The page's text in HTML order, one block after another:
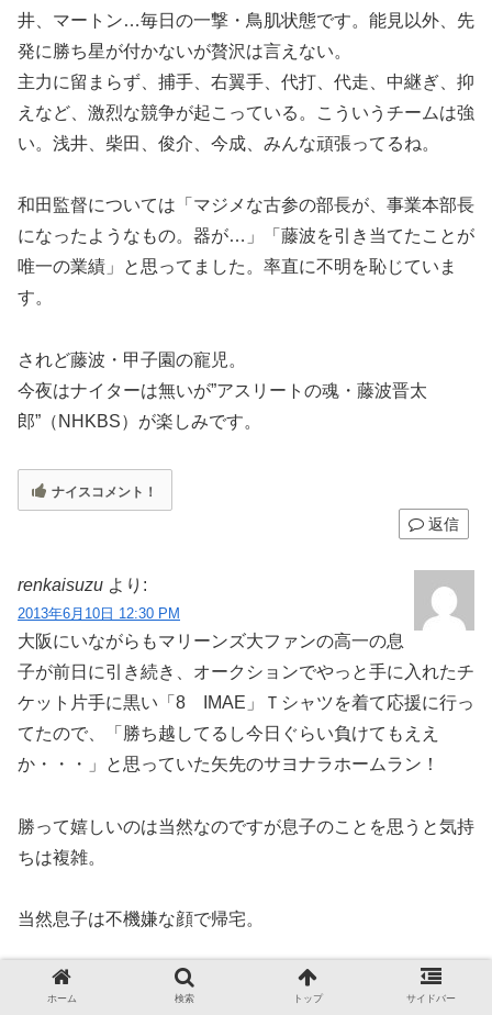
井、マートン…毎日の一撃・鳥肌状態です。能見以外、先
発に勝ち星が付かないが贅沢は言えない。
主力に留まらず、捕手、右翼手、代打、代走、中継ぎ、抑
えなど、激烈な競争が起こっている。こういうチームは強
い。浅井、柴田、俊介、今成、みんな頑張ってるね。
和田監督については「マジメな古参の部長が、事業本部長
になったようなもの。器が…」「藤波を引き当てたことが
唯一の業績」と思ってました。率直に不明を恥じていま
す。
されど藤波・甲子園の寵児。
今夜はナイターは無いが”アスリートの魂・藤波晋太
郎”（NHKBS）が楽しみです。
ナイスコメント！
返信
renkaisuzu より:
2013年6月10日 12:30 PM
大阪にいながらもマリーンズ大ファンの高一の息
子が前日に引き続き、オークションでやっと手に入れたチ
ケット片手に黒い「8 IMAE」Ｔシャツを着て応援に行っ
てたので、「勝ち越してるし今日ぐらい負けてもええ
か・・・」と思っていた矢先のサヨナラホームラン！
勝って嬉しいのは当然なのですが息子のことを思うと気持
ちは複雑。
当然息子は不機嫌な顔で帰宅。
晩御飯の時は野球に関する話題が出なかったのは言うまで
ホーム 検索 トップ サイドバー